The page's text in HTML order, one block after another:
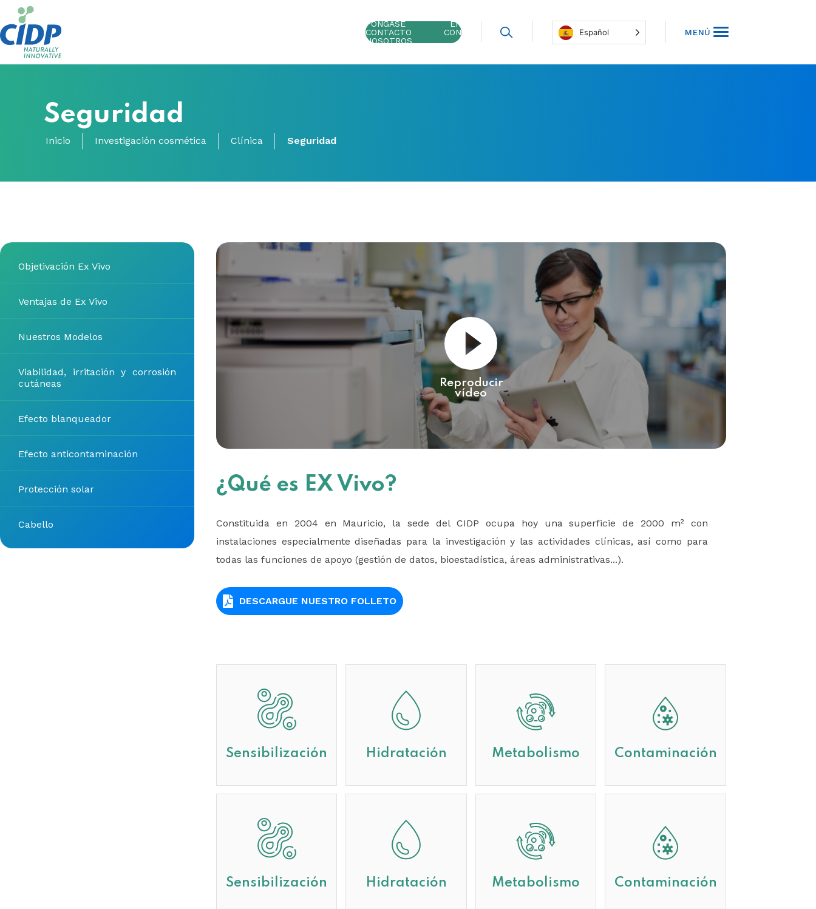
PÓNGASE EN
CONTACTO CON
NOSOTROS
Español MENÚ
Seguridad
Inicio Investigación cosmética Clínica Seguridad
Objetivación Ex Vivo
Ventajas de Ex Vivo
Nuestros Modelos
Viabilidad, irritación y corrosión
cutáneas
Efecto blanqueador
Efecto anticontaminación
Protección solar
Cabello
Reproducir
vídeo
¿Qué es EX Vivo?
Constituida en 2004 en Mauricio, la sede del CIDP ocupa hoy una superficie de 2000 m² con
instalaciones especialmente diseñadas para la investigación y las actividades clínicas, así como para
todas las funciones de apoyo (gestión de datos, bioestadística, áreas administrativas...).
DESCARGUE NUESTRO FOLLETO
Sensibilización Hidratación Metabolismo Contaminación
Sensibilización Hidratación Metabolismo Contaminación